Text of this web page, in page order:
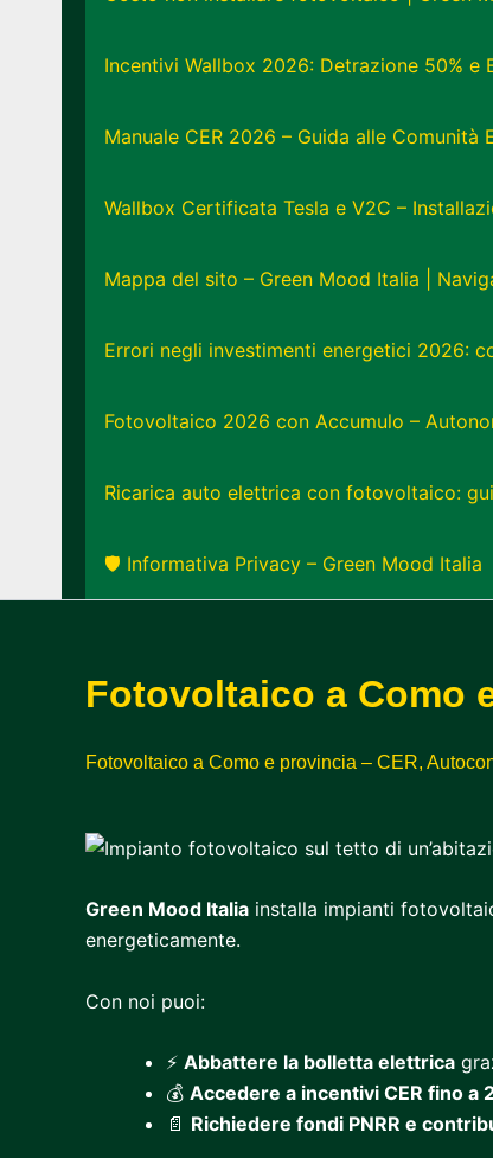
Incentivi Wallbox 2026: Detrazione 50% e
Manuale CER 2026 – Guida alle Comunità
Wallbox Certificata Tesla e V2C –
Mappa del sito – Green Mood Italia |
Errori negli investimenti energetici 2026:
Fotovoltaico 2026 con Accumulo –
Ricarica auto elettrica con fotovoltaico:
🛡️ Informativa Privacy – Green Mood Italia
Fotovoltaico a Como
Fotovoltaico a Como e provincia – CER,
Green Mood Italia installa impianti
energeticamente.
Con noi puoi:
⚡ Abbattere la bolletta elettrica
💰 Accedere a incentivi CER fino a
📄 Richiedere fondi PNRR e